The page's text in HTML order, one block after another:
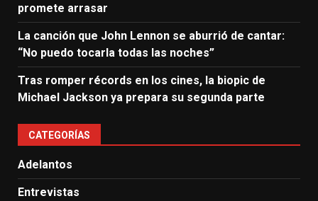
promete arrasar
La canción que John Lennon se aburrió de cantar:
“No puedo tocarla todas las noches”
Tras romper récords en los cines, la biopic de
Michael Jackson ya prepara su segunda parte
CATEGORÍAS
Adelantos
Entrevistas